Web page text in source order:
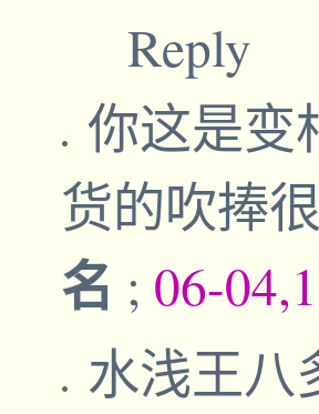
Reply
你这是变
货的吹捧
名 ; 06-
水浅王八